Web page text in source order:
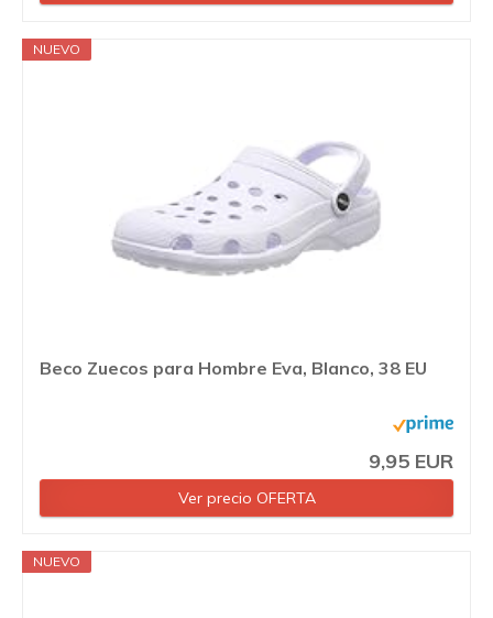
NUEVO
Beco Zuecos para Hombre Eva, Blanco, 38 EU
9,95 EUR
Ver precio OFERTA
NUEVO